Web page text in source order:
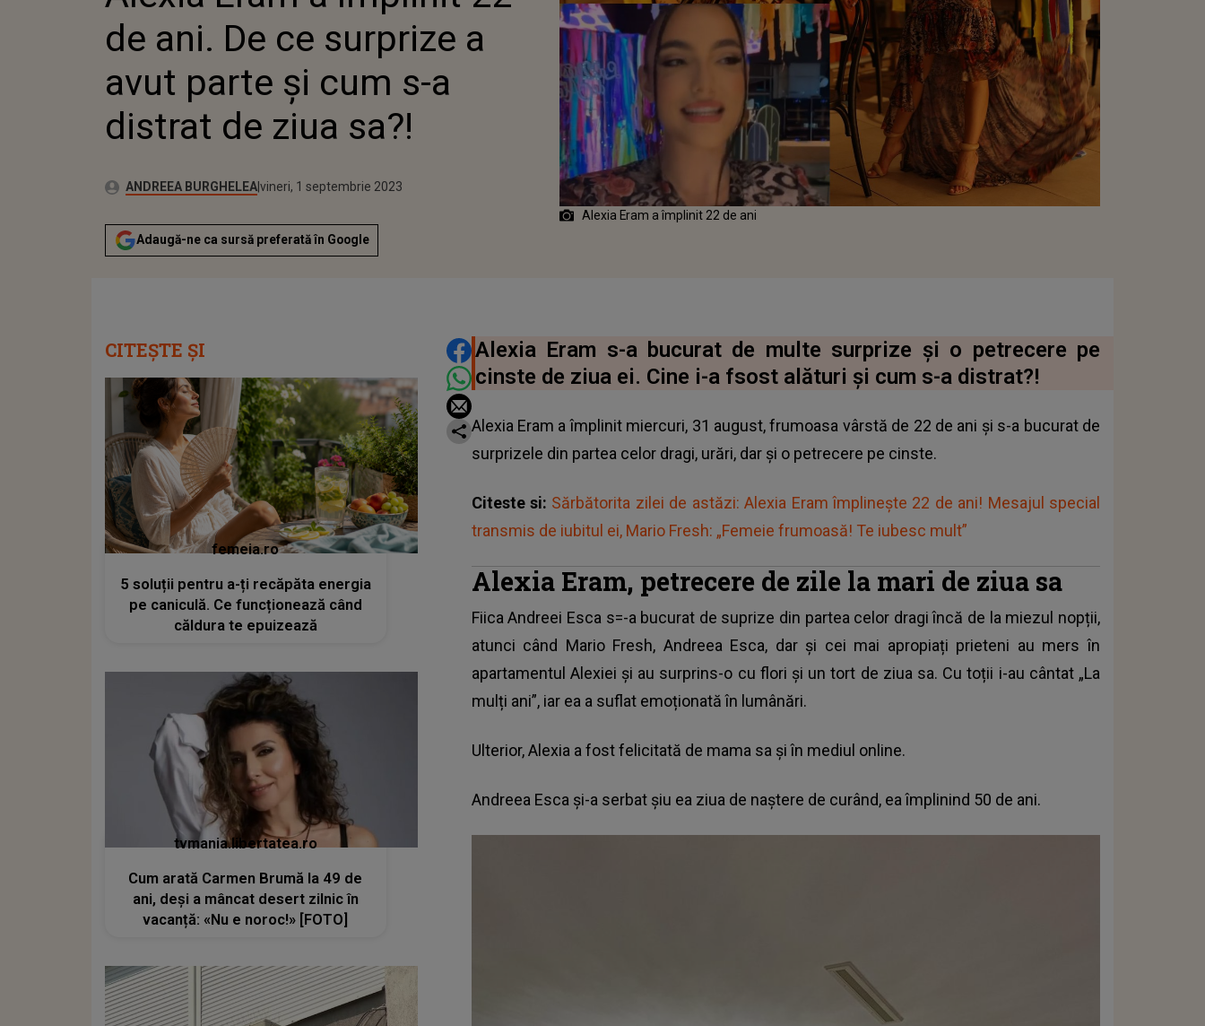
ZIUA SA?!
de ani. De ce surprize a
avut parte și cum s-a
distrat de ziua sa?!
Autor:ANDREEA BURGHELEAPublicat:
joi, 1 septembrie 2022
Actualizat:
vineri, 1 septembrie 2023
Adaugă-ne ca sursă preferată în Google
Alexia Eram a împlinit 22 de ani
DISTRIBUIE ARTICOLUL
Alexia Eram s-a bucurat de multe surprize și o petrecere pe
cinste de ziua ei. Cine i-a fsost alături și cum s-a distrat?!
Alexia Eram a împlinit miercuri, 31 august, frumoasa vârstă de 22 de ani și s-a bucurat de
surprizele din partea celor dragi, urări, dar și o petrecere pe cinste.
Citeste si: Sărbătorita zilei de astăzi: Alexia Eram împlinește 22 de ani! Mesajul special
transmis de iubitul ei, Mario Fresh: „Femeie frumoasă! Te iubesc mult”
Alexia Eram, petrecere de zile la mari de ziua sa
Fiica Andreei Esca s=-a bucurat de suprize din partea celor dragi încă de la miezul nopții,
atunci când Mario Fresh, Andreea Esca, dar și cei mai apropiați prieteni au mers în
apartamentul Alexiei și au surprins-o cu flori și un tort de ziua sa. Cu toții i-au cântat „La
mulți ani”, iar ea a suflat emoționată în lumânări.
Ulterior, Alexia a fost felicitată de mama sa și în mediul online.
Andreea Esca și-a serbat șiu ea ziua de naștere de curând, ea împlinind 50 de ani.
CITEȘTE ȘI
femeia.ro
5 soluții pentru a-ți recăpăta energia
pe caniculă. Ce funcționează când
căldura te epuizează
tvmania.libertatea.ro
Cum arată Carmen Brumă la 49 de
ani, deși a mâncat desert zilnic în
vacanță: «Nu e noroc!» [FOTO]